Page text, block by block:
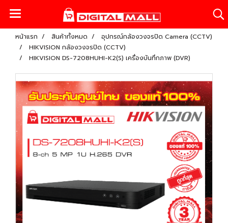
หน้าแรก สินค้าทั้งหมด
อุปกรณ์กล้องวงจรปิด Camera (CCTV)
HIKVISION กล้องวงจรปิด (CCTV)
HIKVISION DS-7208HUHI-K2(S) เครื่องบันทึกภาพ (DVR)